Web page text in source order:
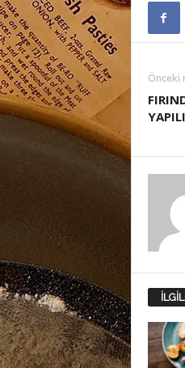
Önceki